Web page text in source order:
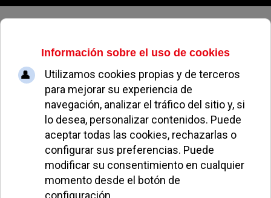
Sábado, 08 de agosto de 2026
Papeleria Arco Iris
Dirección: AVDA. Europa 1
Pozuelo de Alarcón
Madrid
28224